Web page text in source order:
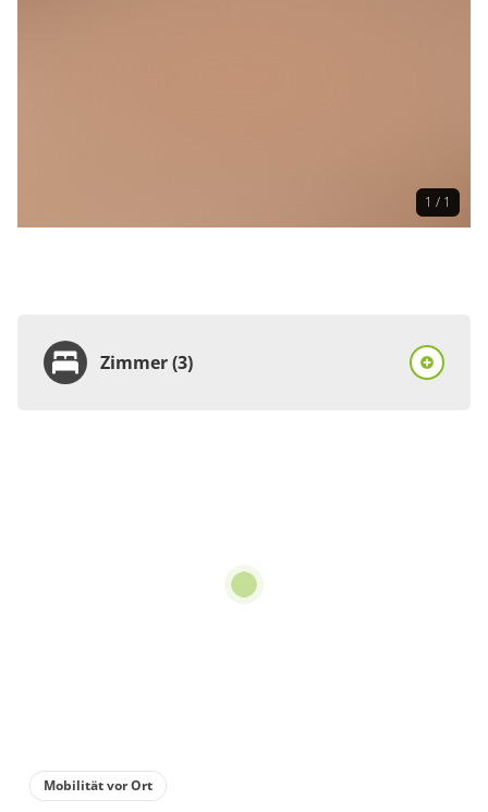
1 / 1
Zimmer (3)
pro Person/Nacht
Mobilität vor Ort